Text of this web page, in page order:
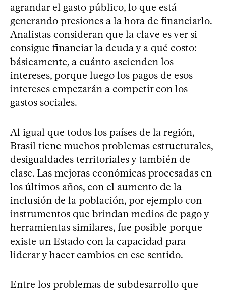
agrandar el gasto público, lo que está
generando presiones a la hora de financiarlo.
Analistas consideran que la clave es ver si
consigue financiar la deuda y a qué costo:
básicamente, a cuánto ascienden los
intereses, porque luego los pagos de esos
intereses empezarán a competir con los
gastos sociales.
Al igual que todos los países de la región,
Brasil tiene muchos problemas estructurales,
desigualdades territoriales y también de
clase. Las mejoras económicas procesadas en
los últimos años, con el aumento de la
inclusión de la población, por ejemplo con
instrumentos que brindan medios de pago y
herramientas similares, fue posible porque
existe un Estado con la capacidad para
liderar y hacer cambios en ese sentido.
Entre los problemas de subdesarrollo que